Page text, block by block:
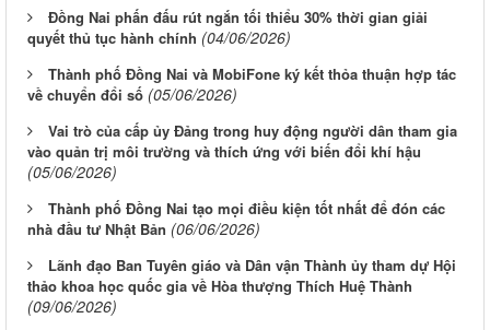
Đồng Nai phấn đấu rút ngắn tối thiểu 30% thời gian giải
quyết thủ tục hành chính (04/06/2026)
Thành phố Đồng Nai và MobiFone ký kết thỏa thuận hợp tác
về chuyển đổi số (05/06/2026)
Vai trò của cấp ủy Đảng trong huy động người dân tham gia
vào quản trị môi trường và thích ứng với biến đổi khí hậu
(05/06/2026)
Thành phố Đồng Nai tạo mọi điều kiện tốt nhất để đón các
nhà đầu tư Nhật Bản (06/06/2026)
Lãnh đạo Ban Tuyên giáo và Dân vận Thành ủy tham dự Hội
thảo khoa học quốc gia về Hòa thượng Thích Huệ Thành
(09/06/2026)